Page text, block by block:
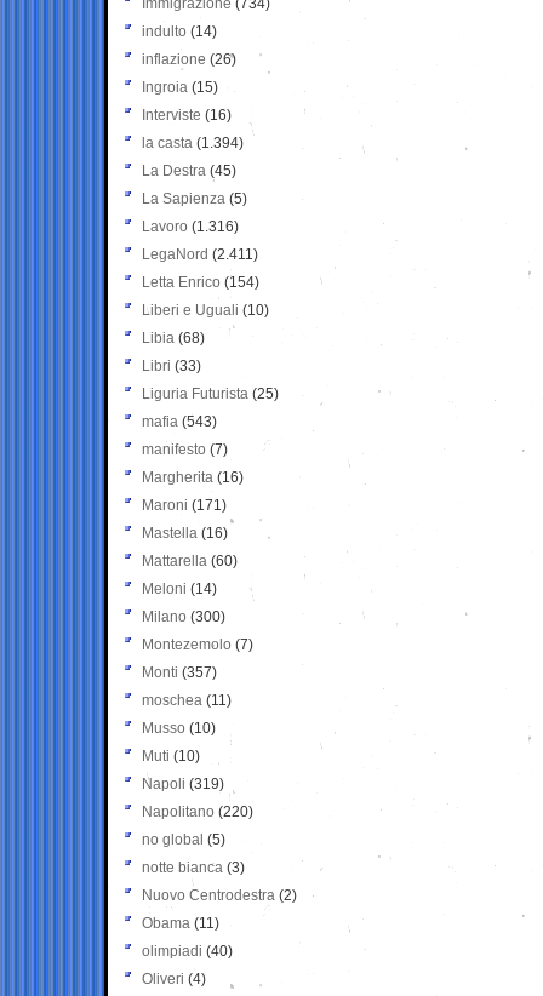
Immigrazione (734)
indulto (14)
inflazione (26)
Ingroia (15)
Interviste (16)
la casta (1.394)
La Destra (45)
La Sapienza (5)
Lavoro (1.316)
LegaNord (2.411)
Letta Enrico (154)
Liberi e Uguali (10)
Libia (68)
Libri (33)
Liguria Futurista (25)
mafia (543)
manifesto (7)
Margherita (16)
Maroni (171)
Mastella (16)
Mattarella (60)
Meloni (14)
Milano (300)
Montezemolo (7)
Monti (357)
moschea (11)
Musso (10)
Muti (10)
Napoli (319)
Napolitano (220)
no global (5)
notte bianca (3)
Nuovo Centrodestra (2)
Obama (11)
olimpiadi (40)
Oliveri (4)